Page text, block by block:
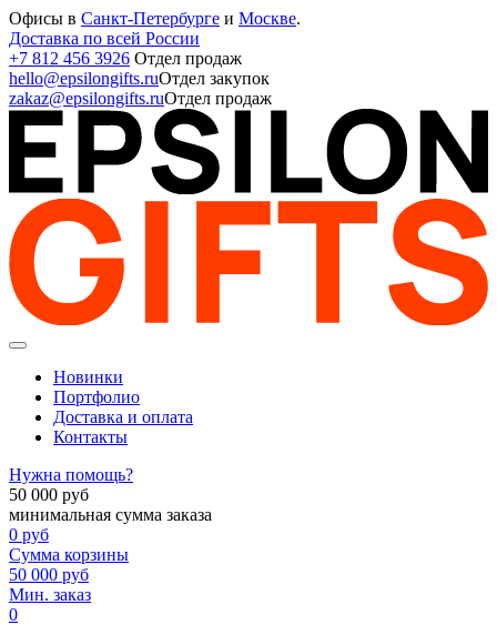
Офисы в Санкт-Петербурге и Москве.
Доставка по всей России
+7 812 456 3926 Отдел продаж
hello@epsilongifts.ruОтдел закупок
zakaz@epsilongifts.ruОтдел продаж
Новинки
Портфолио
Доставка и оплата
Контакты
Нужна помощь?
50 000 руб
минимальная сумма заказа
0 руб
Сумма корзины
50 000 руб
Мин. заказ
0